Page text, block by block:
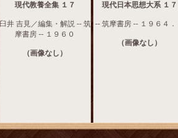
現代教養全集 １７
臼井 吉見／編集・解説 -- 筑
摩書房 -- １９６０
（画像なし）
現代日本思想大系 １７
-- 筑摩書房 -- １９６４．
（画像なし）